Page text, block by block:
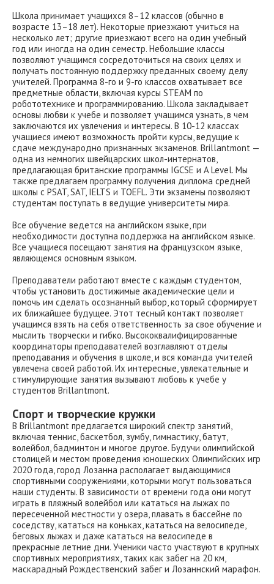
Школа принимает учащихся 8–12 классов (обычно в
возрасте 13–18 лет). Некоторые приезжают учиться на
несколько лет; другие приезжают всего на один учебный
год или иногда на один семестр. Небольшие классы
позволяют учащимся сосредоточиться на своих целях и
получать постоянную поддержку преданных своему делу
учителей. Программа 8-го и 9-го классов охватывает все
предметные области, включая курсы STEAM по
робототехнике и программированию. Школа закладывает
основы любви к учебе и позволяет учащимся узнать, в чем
заключаются их увлечения и интересы. В 10-12 классах
учащиеся имеют возможность пройти курсы, ведущие к
сдаче международно признанных экзаменов. Brillantmont —
одна из немногих швейцарских школ-интернатов,
предлагающая британские программы IGCSE и A Level. Мы
также предлагаем программу получения диплома средней
школы с PSAT, SAT, IELTS и TOEFL. Эти экзамены позволяют
студентам поступать в ведущие университеты мира.
Все обучение ведется на английском языке, при
необходимости доступна поддержка на английском языке.
Все учащиеся посещают занятия на французском языке,
являющемся основным языком.
Преподаватели работают вместе с каждым студентом,
чтобы установить достижимые академические цели и
помочь им сделать осознанный выбор, который сформирует
их ближайшее будущее. Этот тесный контакт позволяет
учащимся взять на себя ответственность за свое обучение и
мыслить творчески и гибко. Высококвалифицированные
координаторы преподавателей возглавляют отделы
преподавания и обучения в школе, и вся команда учителей
увлечена своей работой. Их интересные, увлекательные и
стимулирующие занятия вызывают любовь к учебе у
студентов Brillantmont.
Спорт и творческие кружки
В Brillantmont предлагается широкий спектр занятий,
включая теннис, баскетбол, зумбу, гимнастику, батут,
волейбол, бадминтон и многое другое. Будучи олимпийской
столицей и местом проведения юношеских Олимпийских игр
2020 года, город Лозанна располагает выдающимися
спортивными сооружениями, которыми могут пользоваться
наши студенты. В зависимости от времени года они могут
играть в пляжный волейбол или кататься на лыжах по
пересеченной местности у озера, плавать в бассейне по
соседству, кататься на коньках, кататься на велосипеде,
беговых лыжах и даже кататься на велосипеде в
прекрасные летние дни. Ученики часто участвуют в крупных
спортивных мероприятиях, таких как забег на 20 км,
маскарадный Рождественский забег и Лозаннский марафон.